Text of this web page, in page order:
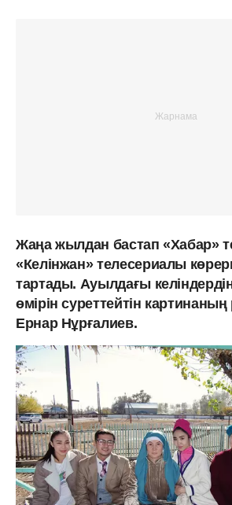
Жаңа жылдан бастап «Хабар»
«Келінжан» телесериалы
тартады. Ауылдағы
өмірін суреттейтін картинаның
Ернар Нұрғалиев.